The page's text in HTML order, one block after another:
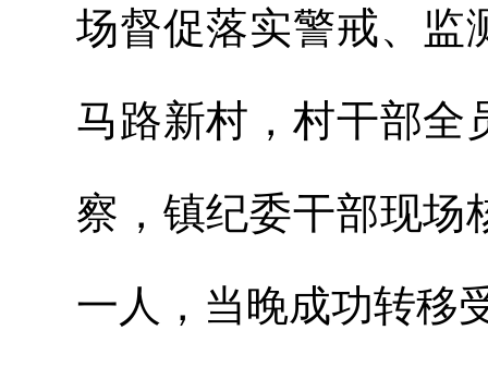
场督促落实警戒、监
马路新村，村干部全
察，镇纪委干部现场
一人，当晚成功转移